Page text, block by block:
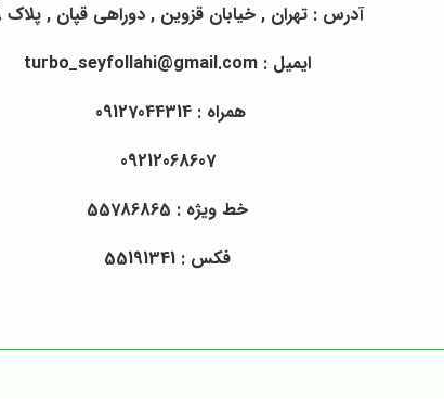
آدرس : تهران , خیابان قزوین , دوراهی قپان , پلاک 948
ایمیل : turbo_seyfollahi@gmail.com
همراه : 09127044314
09212068607
خط ویژه : 55786865
فکس : 55191341